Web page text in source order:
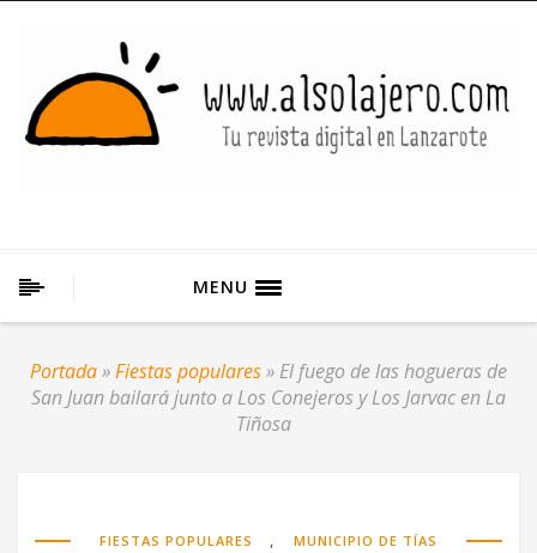
MENU
Portada»Fiestas populares» El fuego de las hogueras de
San Juan bailará junto a Los Conejeros y Los Jarvac en La
Tiñosa
FIESTAS POPULARES , MUNICIPIO DE TÍAS